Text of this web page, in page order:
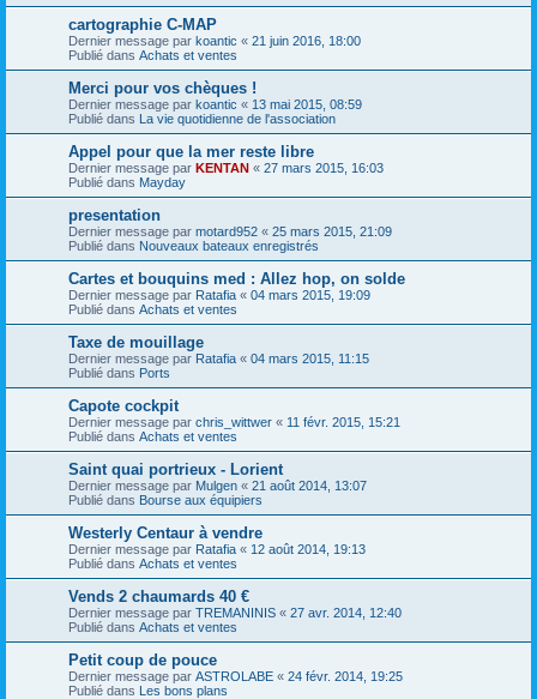
cartographie C-MAP
Dernier message par koantic « 21 juin 2016, 18:00
Publié dans Achats et ventes
Merci pour vos chèques !
Dernier message par koantic « 13 mai 2015, 08:59
Publié dans La vie quotidienne de l'association
Appel pour que la mer reste libre
Dernier message par KENTAN « 27 mars 2015, 16:03
Publié dans Mayday
presentation
Dernier message par motard952 « 25 mars 2015, 21:09
Publié dans Nouveaux bateaux enregistrés
Cartes et bouquins med : Allez hop, on solde
Dernier message par Ratafia « 04 mars 2015, 19:09
Publié dans Achats et ventes
Taxe de mouillage
Dernier message par Ratafia « 04 mars 2015, 11:15
Publié dans Ports
Capote cockpit
Dernier message par chris_wittwer « 11 févr. 2015, 15:21
Publié dans Achats et ventes
Saint quai portrieux - Lorient
Dernier message par Mulgen « 21 août 2014, 13:07
Publié dans Bourse aux équipiers
Westerly Centaur à vendre
Dernier message par Ratafia « 12 août 2014, 19:13
Publié dans Achats et ventes
Vends 2 chaumards 40 €
Dernier message par TREMANINIS « 27 avr. 2014, 12:40
Publié dans Achats et ventes
Petit coup de pouce
Dernier message par ASTROLABE « 24 févr. 2014, 19:25
Publié dans Les bons plans